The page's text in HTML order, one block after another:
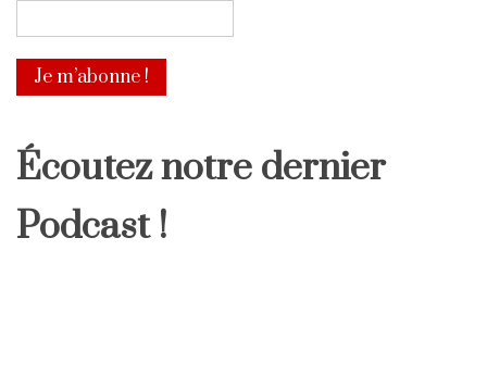
Écoutez notre dernier
Podcast !